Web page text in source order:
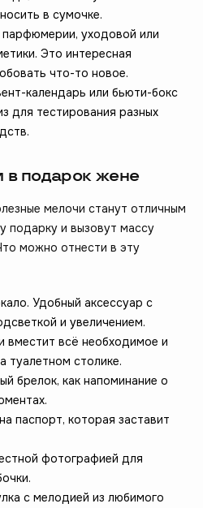
в сумочке.
уходовой или
Это интересная
что-то новое.
календарь или бьюти-бокс
для тестирования разных
в подарок жене
мелочи станут отличным
подарку и вызовут массу
можно отнести в эту
Удобный аксессуар с
и увеличением.
вместит всё необходимое и
туалетном столике.
брелок, как напоминание о
паспорт, которая заставит
фотографией для
с мелодией из любимого